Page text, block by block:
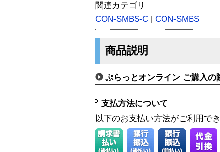
関連カテゴリ
CON-SMBS-C | CON-SMBS
商品説明
ぷらっとオンライン ご購入の
支払方法について
以下のお支払い方法がご利用で